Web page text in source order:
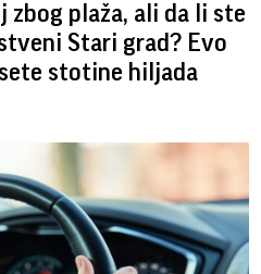
zbog plaža, ali da li ste
Stari grad? Evo
stotine hiljada